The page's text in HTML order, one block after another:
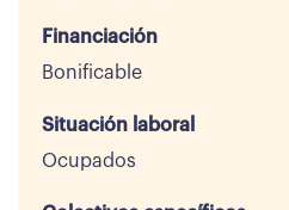
Financiación
Bonificable
Situación laboral
Ocupados